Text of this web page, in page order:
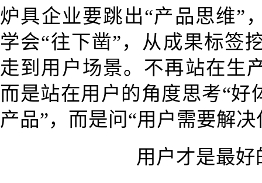
炉具企业要跳出“产品思维”
学会“往下凿”，从成果标签
走到用户场景。不再站在生
而是站在用户的角度思考“好
产品”，而是问“用户需要解
用户才是最